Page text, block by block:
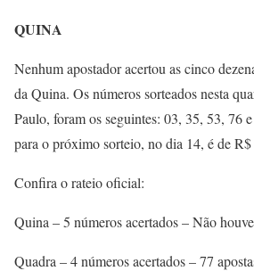
QUINA
Nenhum apostador acertou as cinco
da Quina. Os números sorteados nesta
Paulo, foram os seguintes: 03, 35, 53, 76
para o próximo sorteio, no dia 14, é de
Confira o rateio oficial:
Quina – 5 números acertados – Não
Quadra – 4 números acertados – 77